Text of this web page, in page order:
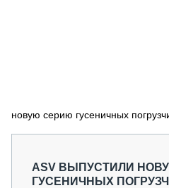
СПЕЦПРОЕКТЫ
О ПРОЕКТЕ
новую серию гусеничных
ASV ВЫПУСТИЛИ
ГУСЕНИЧНЫХ